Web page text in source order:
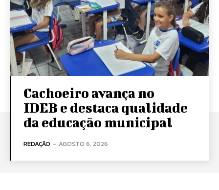
Cachoeiro avança no
IDEB e destaca qualidade
da educação municipal
REDAÇÃO - AGOSTO 6, 2026